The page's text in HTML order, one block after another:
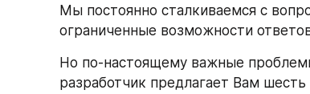
Мы постоянно сталкиваемся с
ограниченные возможности
Но по-настоящему важные
разработчик предлагает Вам